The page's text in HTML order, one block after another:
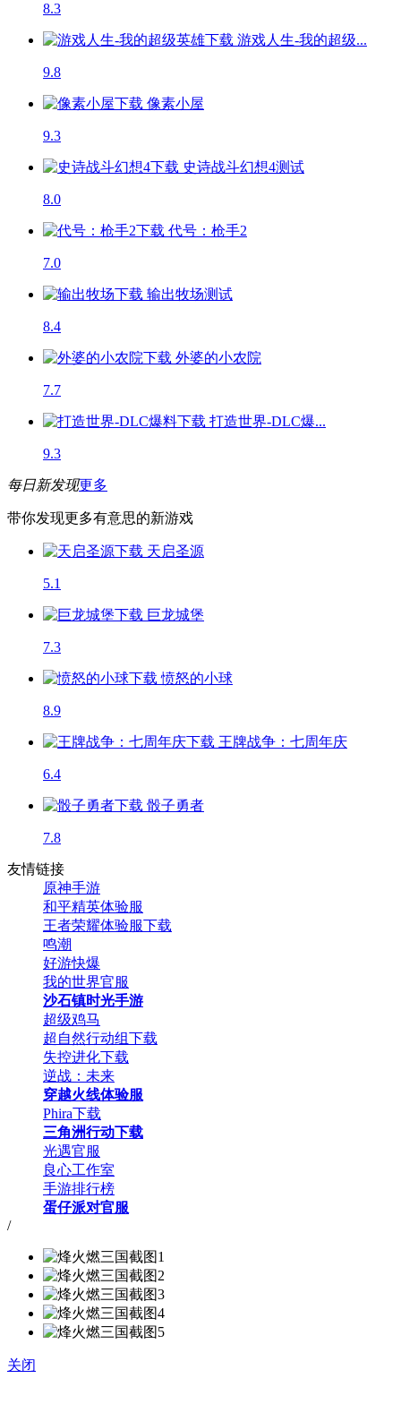
8.3
游戏人生-我的超级...
9.8
像素小屋
9.3
史诗战斗幻想4测试
8.0
代号：枪手2
7.0
输出牧场测试
8.4
外婆的小农院
7.7
打造世界-DLC爆...
9.3
每日新发现更多
带你发现更多有意思的新游戏
天启圣源
5.1
巨龙城堡
7.3
愤怒的小球
8.9
王牌战争：七周年庆
6.4
骰子勇者
7.8
友情链接
原神手游
和平精英体验服
王者荣耀体验服下载
鸣潮
好游快爆
我的世界官服
沙石镇时光手游
超级鸡马
超自然行动组下载
失控进化下载
逆战：未来
穿越火线体验服
Phira下载
三角洲行动下载
光遇官服
良心工作室
手游排行榜
蛋仔派对官服
/
关闭